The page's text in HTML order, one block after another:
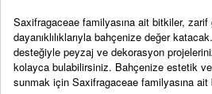
Saxifragaceae familyasına ait bitkiler, zarif
dayanıklılıklarıyla bahçenize değer
desteğiyle peyzaj ve dekorasyon
kolayca bulabilirsiniz. Bahçenize estetik
sunmak için Saxifragaceae familyasına